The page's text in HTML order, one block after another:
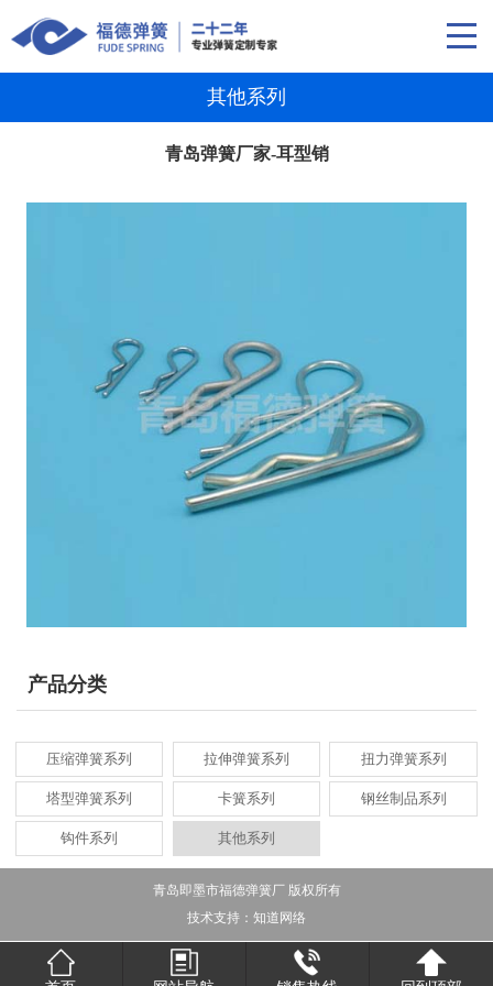
其他系列
青岛弹簧厂家-耳型销
产品分类
压缩弹簧系列 拉伸弹簧系列 扭力弹簧系列
塔型弹簧系列 卡簧系列 钢丝制品系列
钩件系列 其他系列
青岛即墨市福德弹簧厂 版权所有
技术支持： 知道网络